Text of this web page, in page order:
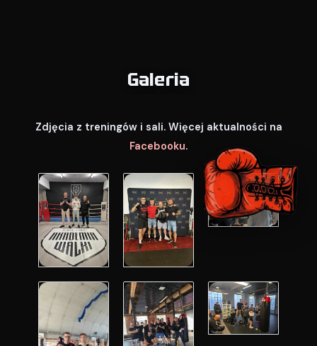
Galeria
Zdjęcia z treningów i sali. Więcej aktualności na
Facebooku.